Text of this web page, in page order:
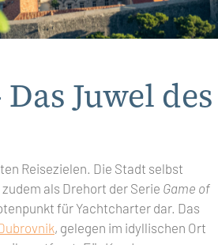
Juwel des
Reisezielen. Die Stadt selbst
als Drehort der Serie Game of
für Yachtcharter dar. Das
, gelegen im idyllischen Ort